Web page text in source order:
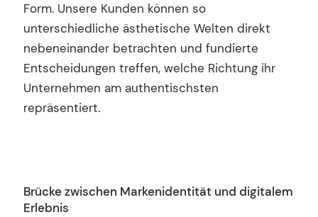
Form. Unsere Kunden können so
unterschiedliche ästhetische Welten direkt
nebeneinander betrachten und fundierte
Entscheidungen treffen, welche Richtung ihr
Unternehmen am authentischsten
repräsentiert.
Brücke zwischen Markenidentität und digitalem
Erlebnis